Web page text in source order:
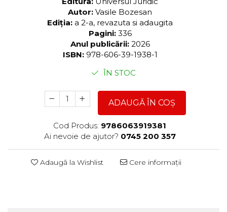
Autor: Vasile Bozesan
Ediția: a 2-a, revazuta si adaugita
Pagini: 336
Anul publicării: 2026
ISBN: 978-606-39-1938-1
ÎN STOC
ADAUGĂ ÎN COȘ
Cod Produs: 9786063919381
Ai nevoie de ajutor? 0745 200 357
Adaugă la Wishlist Cere informații